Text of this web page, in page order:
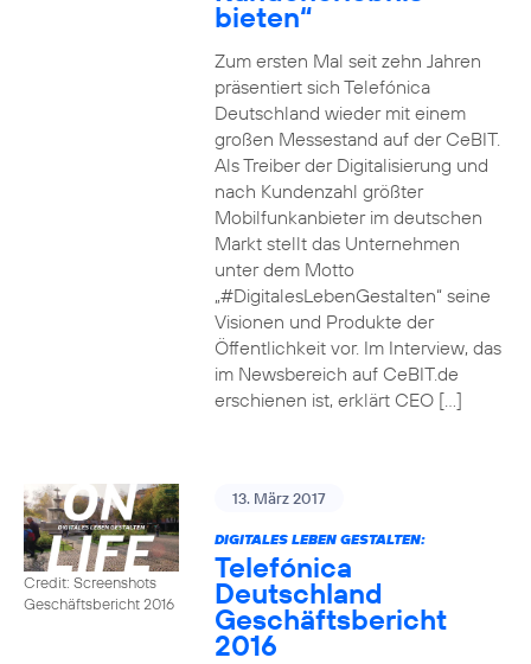
bieten“
Zum ersten Mal seit zehn Jahren
präsentiert sich Telefónica
Deutschland wieder mit einem
großen Messestand auf der CeBIT.
Als Treiber der Digitalisierung und
nach Kundenzahl größter
Mobilfunkanbieter im deutschen
Markt stellt das Unternehmen
unter dem Motto
„#DigitalesLebenGestalten“ seine
Visionen und Produkte der
Öffentlichkeit vor. Im Interview, das
im Newsbereich auf CeBIT.de
erschienen ist, erklärt CEO […]
Credit: Screenshots
Geschäftsbericht 2016
13. März 2017
DIGITALES LEBEN GESTALTEN:
Telefónica
Deutschland
Geschäftsbericht
2016